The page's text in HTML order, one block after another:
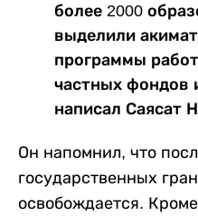
более 2000
выделили
программы
частных фондов
написал Саясат
Он напомнил, что
государственных
освобождается.